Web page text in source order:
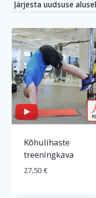
Kõhulihaste
treeningkava
27,50 €